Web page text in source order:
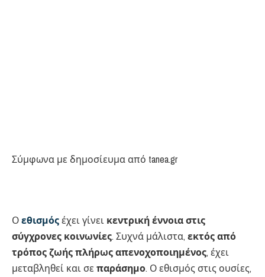
Σύμφωνα με δημοσίευμα από tanea.gr
Οεθισμόςέχει γίνει κεντρική έννοια στις
σύγχρονες κοινωνίες. Συχνά μάλιστα, εκτός από
τρόπος ζωής πλήρως απενοχοποιημένος, έχει
μεταβληθεί και σε παράσημο. Ο εθισμός στις ουσίες,